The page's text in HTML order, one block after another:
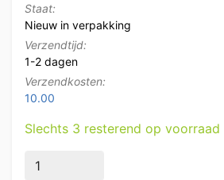
Staat:
Nieuw in verpakking
Verzendtijd:
1-2 dagen
Verzendkosten:
10.00
Slechts 3 resterend op voorraad
RVS Boska Kaasmes Kerfmes